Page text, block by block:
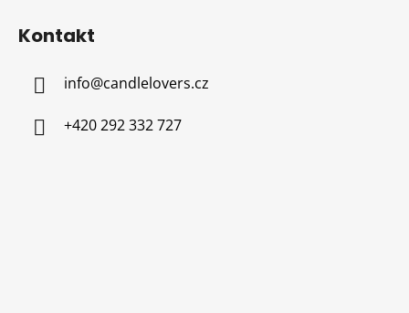
Kontakt
info@candlelovers.cz
+420 292 332 727